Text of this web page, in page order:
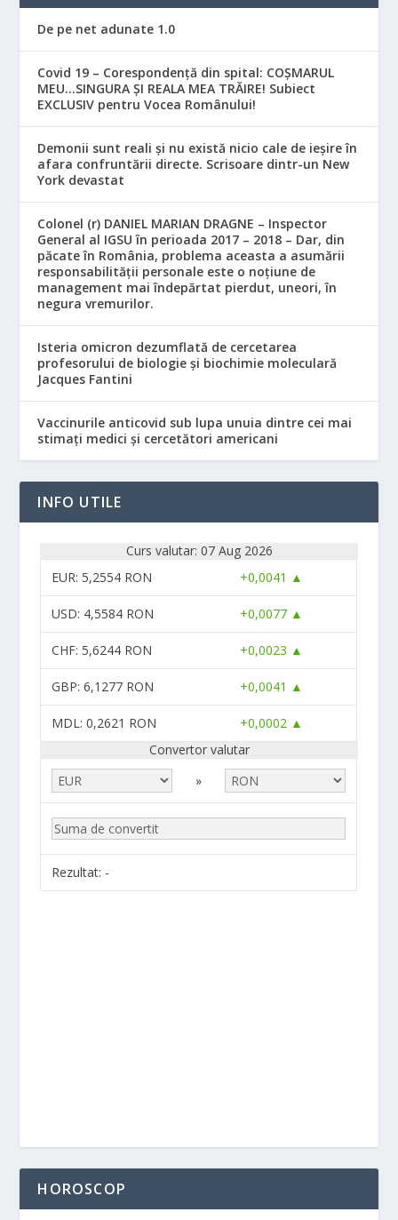
De pe net adunate 1.0
Covid 19 – Corespondență din spital: COȘMARUL
MEU…SINGURA ȘI REALA MEA TRĂIRE! Subiect
EXCLUSIV pentru Vocea Românului!
Demonii sunt reali și nu există nicio cale de ieșire în
afara confruntării directe. Scrisoare dintr-un New
York devastat
Colonel (r) DANIEL MARIAN DRAGNE – Inspector
General al IGSU în perioada 2017 – 2018 – Dar, din
păcate în România, problema aceasta a asumării
responsabilităţii personale este o noţiune de
management mai îndepărtat pierdut, uneori, în
negura vremurilor.
Isteria omicron dezumflată de cercetarea
profesorului de biologie și biochimie moleculară
Jacques Fantini
Vaccinurile anticovid sub lupa unuia dintre cei mai
stimați medici și cercetători americani
INFO UTILE
Curs valutar: 07 Aug 2026
EUR: 5,2554 RON +0,0041 ▲
USD: 4,5584 RON +0,0077 ▲
CHF: 5,6244 RON +0,0023 ▲
GBP: 6,1277 RON +0,0041 ▲
MDL : 0,2621 RON
+0,0002 ▲
Convertor valutar
»
Rezultat: -
HOROSCOP